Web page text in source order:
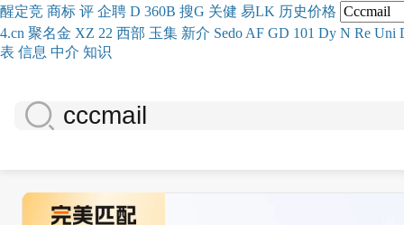
醒定竞 商标 评 企聘 D 360B 搜G 关健 易LK 历史价格
4.cn 聚名金 XZ 22 西部 玉集 新介 Sedo AF GD 101 Dy N Re Uni
表 信息 中介 知识